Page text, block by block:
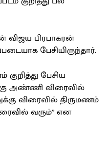
பிரபாகரன்
பேசியிருந்தார்.
பேசிய
அண்ணி விரைவில்
விரைவில் திருமணம்
வரும்” என